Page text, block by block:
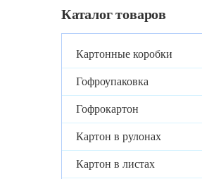
Каталог товаров
Картонные коробки
Гофроупаковка
Гофрокартон
Картон в рулонах
Картон в листах